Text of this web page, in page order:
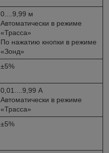
0....9,99 м
Автоматически в режиме
«Трасса»
По нажатию кнопки в режиме
«Зонд»
±5%
0,01....9,99 А
Автоматически в режиме
«Трасса»
±5%